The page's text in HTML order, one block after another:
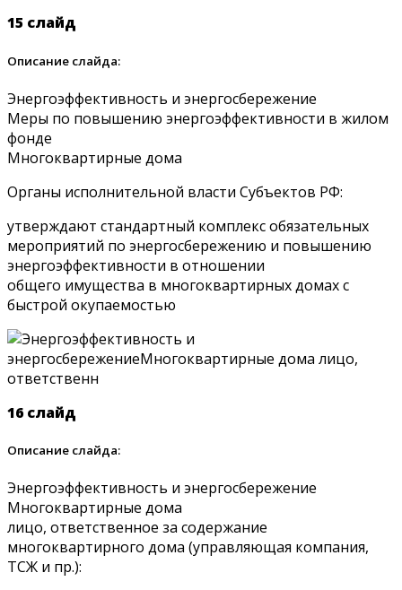
15 слайд
Описание слайда:
Энергоэффективность и энергосбережение
Меры по повышению энергоэффективности в жилом
фонде
Многоквартирные дома
Органы исполнительной власти Субъектов РФ:
утверждают стандартный комплекс обязательных
мероприятий по энергосбережению и повышению
энергоэффективности в отношении
общего имущества в многоквартирных домах с
быстрой окупаемостью
16 слайд
Описание слайда:
Энергоэффективность и энергосбережение
Многоквартирные дома
лицо, ответственное за содержание
многоквартирного дома (управляющая компания,
ТСЖ и пр.):